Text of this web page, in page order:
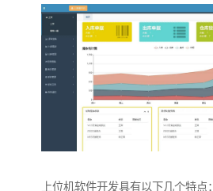
上位机软件开发具有以下几个特点：